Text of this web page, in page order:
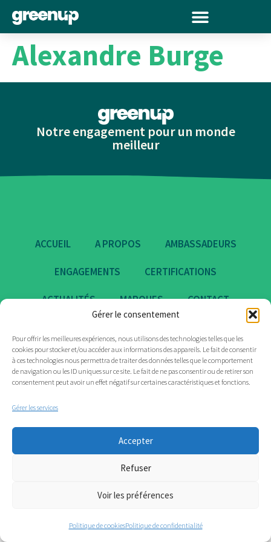
Gérer le consentement
Pour offrir les meilleures expériences, nous utilisons des technologies telles que les
cookies pour stocker et/ou accéder aux informations des appareils. Le fait de consentir
à ces technologies nous permettra de traiter des données telles que le comportement
de navigation ou les ID uniques sur ce site. Le fait de ne pas consentir ou de retirer son
consentement peut avoir un effet négatif sur certaines caractéristiques et fonctions.
Gérer les services
Accepter
Refuser
Voir les préférences
Politique de cookiesPolitique de confidentialité
Alexandre Burge
Notre engagement pour un monde
meilleur
ACCUEIL A PROPOS AMBASSADEURS
ENGAGEMENTS CERTIFICATIONS
ACTUALITÉS MARQUES CONTACT